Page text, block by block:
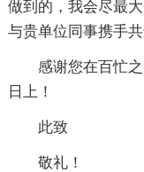
做到的，我会尽最
与贵单位同事携手
感谢您在百忙
日上！
此致
敬礼！